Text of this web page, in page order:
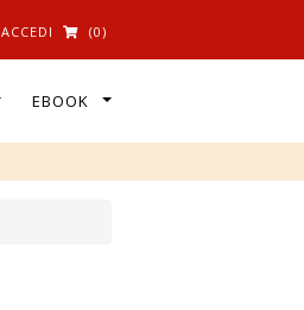
ACCEDI (0)
EBOOK